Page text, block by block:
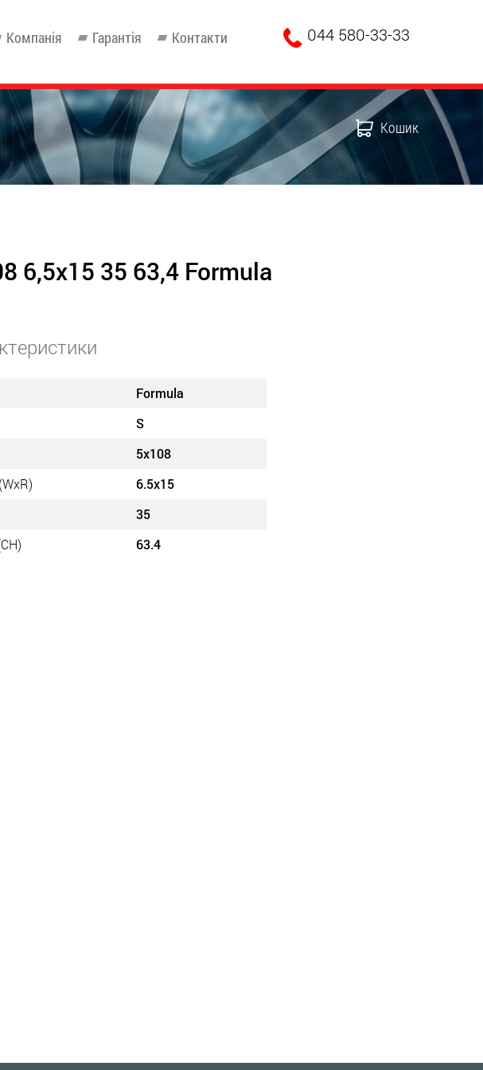
044 580-33-33
Компанія Гарантія Контакти
Кошик
6,5x15 35 63,4 Formula
Formula
S
5x108
6.5x15
35
63.4